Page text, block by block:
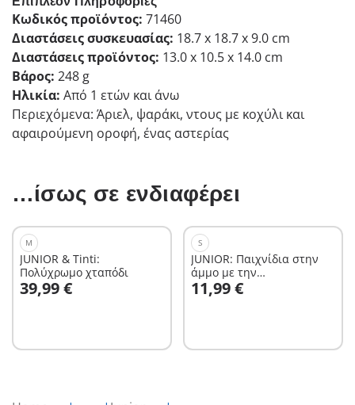
Κωδικός προϊόντος: 71460
Διαστάσεις συσκευασίας: 18.7 x 18.7 x 9.0 cm
Διαστάσεις προϊόντος: 13.0 x 10.5 x 14.0 cm
Βάρος: 248 g
Ηλικία: Από 1 ετών και άνω
Περιεχόμενα: Άριελ, ψαράκι, ντους με κοχύλι και
αφαιρούμενη οροφή, ένας αστερίας
…ίσως σε ενδιαφέρει
M
JUNIOR & Tinti:
Πολύχρωμο χταπόδι
39,99 €
Στο καλάθι
S
JUNIOR: Παιχνίδια στην
άμμο με την
Ζαχαροπλάστρια
11,99 €
Στο καλάθι